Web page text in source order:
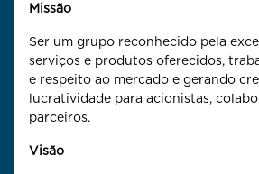
Missão
Ser um grupo reconhecido pela
serviços e produtos oferecidos,
e respeito ao mercado e gerando
lucratividade para acionistas,
parceiros.
Visão